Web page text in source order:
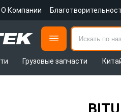
О Компании
Грузовые запчасти